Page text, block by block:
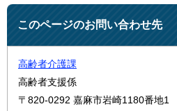
このページのお問い合わせ先
高齢者介護課
高齢者支援係
〒820-0292 嘉麻市岩崎1180番地1